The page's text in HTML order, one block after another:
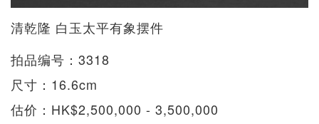
清乾隆 白玉太平有象摆件
拍品编号：3318
尺寸：16.6cm
估价：HK$2,500,000 - 3,500,000